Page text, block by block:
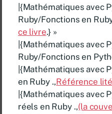
|{Mathématiques avec
Ruby/Fonctions en
ce livre.} »
|{Mathématiques avec
Ruby/Fonctions en
|{Mathématiques avec
en Ruby .,Référence
|{Mathématiques avec
réels en Ruby .,(la